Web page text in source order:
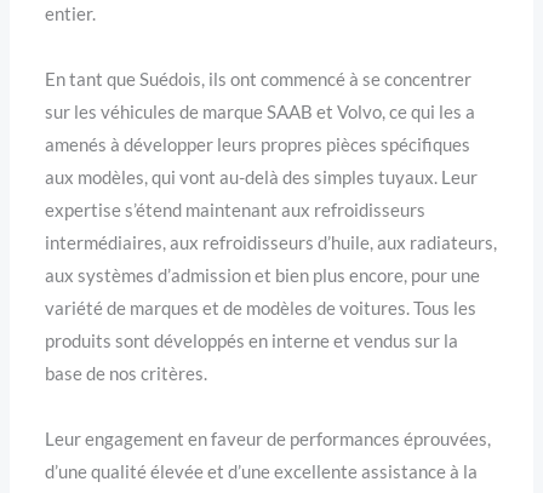
entier.
En tant que Suédois, ils ont commencé à se concentrer
sur les véhicules de marque SAAB et Volvo, ce qui les a
amenés à développer leurs propres pièces spécifiques
aux modèles, qui vont au-delà des simples tuyaux. Leur
expertise s’étend maintenant aux refroidisseurs
intermédiaires, aux refroidisseurs d’huile, aux radiateurs,
aux systèmes d’admission et bien plus encore, pour une
variété de marques et de modèles de voitures. Tous les
produits sont développés en interne et vendus sur la
base de nos critères.
Leur engagement en faveur de performances éprouvées,
d’une qualité élevée et d’une excellente assistance à la